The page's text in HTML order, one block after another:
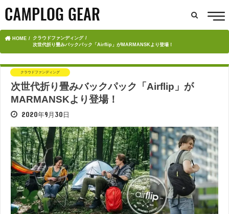
HOME
クラウドファンディング
次世代折り畳みバックパック「Airflip」がMARMANSKより登場！
クラウドファンディング
次世代折り畳みバックパック「Airflip」が
MARMANSKより登場！
2020年9月30日